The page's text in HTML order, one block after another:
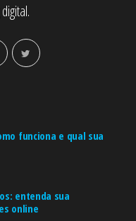
funciona e qual sua
entenda sua
online